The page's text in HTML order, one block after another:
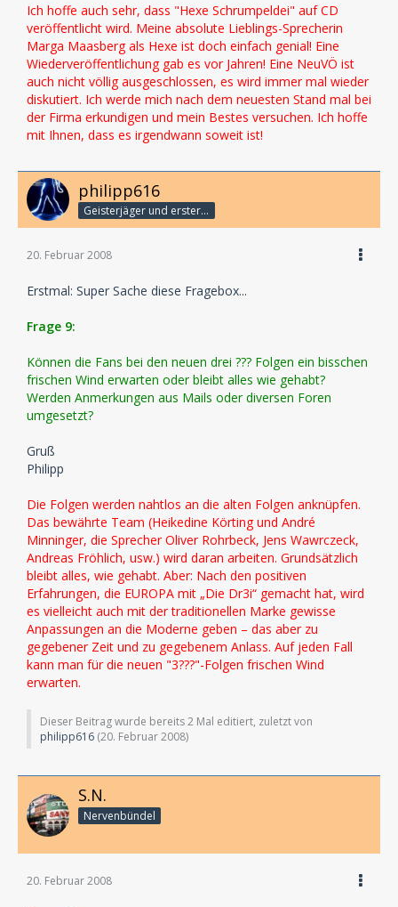
Ich hoffe auch sehr, dass "Hexe Schrumpeldei" auf CD
veröffentlicht wird. Meine absolute Lieblings-Sprecherin
Marga Maasberg als Hexe ist doch einfach genial! Eine
Wiederveröffentlichung gab es vor Jahren! Eine NeuVÖ ist
auch nicht völlig ausgeschlossen, es wird immer mal wieder
diskutiert. Ich werde mich nach dem neuesten Stand mal bei
der Firma erkundigen und mein Bestes versuchen. Ich hoffe
mit Ihnen, dass es irgendwann soweit ist!
philipp616
Geisterjäger und erster Detektiv
20. Februar 2008
Erstmal: Super Sache diese Fragebox...
Frage 9:
Können die Fans bei den neuen drei ??? Folgen ein bisschen
frischen Wind erwarten oder bleibt alles wie gehabt?
Werden Anmerkungen aus Mails oder diversen Foren
umgesetzt?
Gruß
Philipp
Die Folgen werden nahtlos an die alten Folgen anknüpfen.
Das bewährte Team (Heikedine Körting und André
Minninger, die Sprecher Oliver Rohrbeck, Jens Wawrczeck,
Andreas Fröhlich, usw.) wird daran arbeiten. Grundsätzlich
bleibt alles, wie gehabt. Aber: Nach den positiven
Erfahrungen, die EUROPA mit „Die Dr3i“ gemacht hat, wird
es vielleicht auch mit der traditionellen Marke gewisse
Anpassungen an die Moderne geben – das aber zu
gegebener Zeit und zu gegebenem Anlass. Auf jeden Fall
kann man für die neuen "3???"-Folgen frischen Wind
erwarten.
Dieser Beitrag wurde bereits 2 Mal editiert, zuletzt von
philipp616 (20. Februar 2008)
S.N.
Nervenbündel
20. Februar 2008